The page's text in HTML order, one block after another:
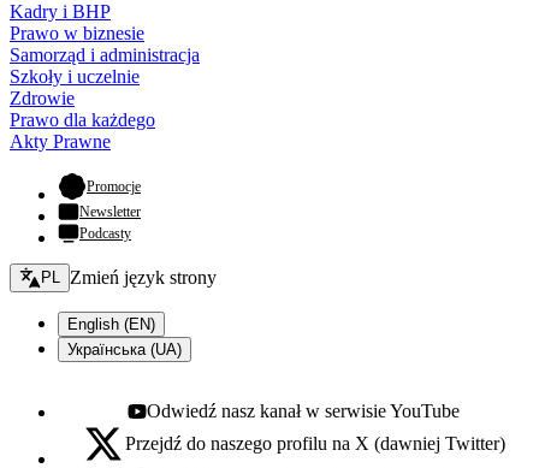
Kadry i BHP
Prawo w biznesie
Samorząd i administracja
Szkoły i uczelnie
Zdrowie
Prawo dla każdego
Akty Prawne
Promocje- otwiera się w nowej karcie
Newsletter
Podcasty
Zmień język - bieżący:
PL Zmień język strony
English (EN)
Українська (UA)
Youtube - otwiera się w nowej karcie
Odwiedź nasz kanał w serwisie YouTube
X - otwiera się w nowej karcie
Przejdź do naszego profilu na X (dawniej Twitter)